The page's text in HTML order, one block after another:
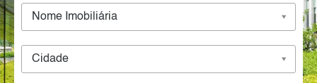
Nome Imobiliária
Cidade